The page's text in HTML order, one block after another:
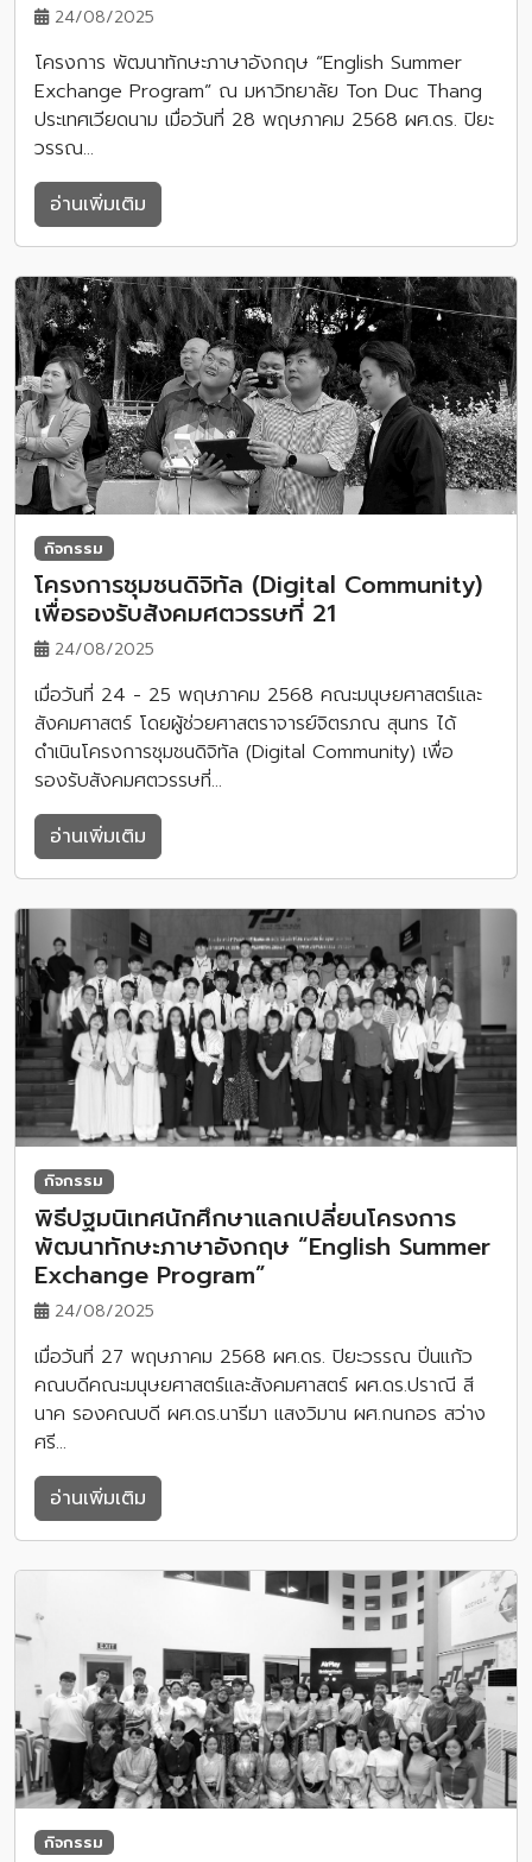
24/08/2025
โครงการ พัฒนาทักษะภาษาอังกฤษ “English Summer
Exchange Program” ณ มหาวิทยาลัย Ton Duc Thang
ประเทศเวียดนาม เมื่อวันที่ 28 พฤษภาคม 2568 ผศ.ดร. ปิยะ
วรรณ…
อ่านเพิ่มเติม
กิจกรรม
โครงการชุมชนดิจิทัล (Digital Community)
เพื่อรองรับสังคมศตวรรษที่ 21
24/08/2025
เมื่อวันที่ 24 - 25 พฤษภาคม 2568 คณะมนุษยศาสตร์และ
สังคมศาสตร์ โดยผู้ช่วยศาสตราจารย์จิตรภณ สุนทร ได้
ดำเนินโครงการชุมชนดิจิทัล (Digital Community) เพื่อ
รองรับสังคมศตวรรษที่…
อ่านเพิ่มเติม
กิจกรรม
พิธีปฐมนิเทศนักศึกษาแลกเปลี่ยนโครงการ
พัฒนาทักษะภาษาอังกฤษ “English Summer
Exchange Program”
24/08/2025
เมื่อวันที่ 27 พฤษภาคม 2568 ผศ.ดร. ปิยะวรรณ ปิ่นแก้ว
คณบดีคณะมนุษยศาสตร์และสังคมศาสตร์ ผศ.ดร.ปราณี สี
นาค รองคณบดี ผศ.ดร.นารีมา แสงวิมาน ผศ.กนกอร สว่าง
ศรี…
อ่านเพิ่มเติม
กิจกรรม